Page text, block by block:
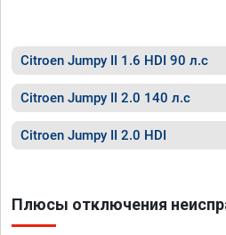
Citroen Jumpy II 1.6 HDI 90 л.с
Citroen Jumpy II 2.0 140 л.с
Citroen Jumpy II 2.0 HDI
Плюсы отключения